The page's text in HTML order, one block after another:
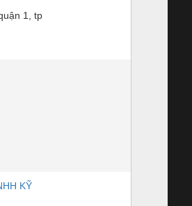
1, tp
KỸ